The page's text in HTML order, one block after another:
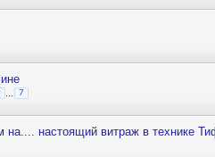
7
на.... настоящий витраж в технике